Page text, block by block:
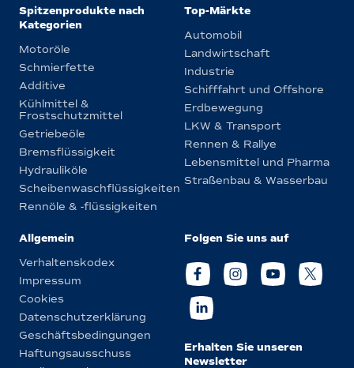
Spitzenprodukte nach
Kategorien
Motoröle
Schmierfette
Additive
Kühlmittel &
Frostschutzmittel
Getriebeöle
Bremsflüssigkeit
Hydrauliköle
Scheibenwaschflüssigkeiten
Rennöle & -flüssigkeiten
Top-Märkte
Automobil
Landwirtschaft
Industrie
Schifffahrt und Offshore
Erdbewegung
LKW & Transport
Rennen & Rallye
Lebensmittel und Pharma
Straßenbau & Wasserbau
Allgemein
Verhaltenskodex
Impressum
Cookies
Datenschutzerklärung
Geschäftsbedingungen
Haftungsausschuss
Folgen Sie uns auf
Erhalten Sie unseren
Newsletter